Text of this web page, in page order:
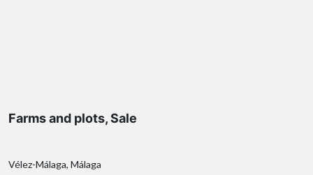
Farms and plots, Sale
Vélez-Málaga, Málaga